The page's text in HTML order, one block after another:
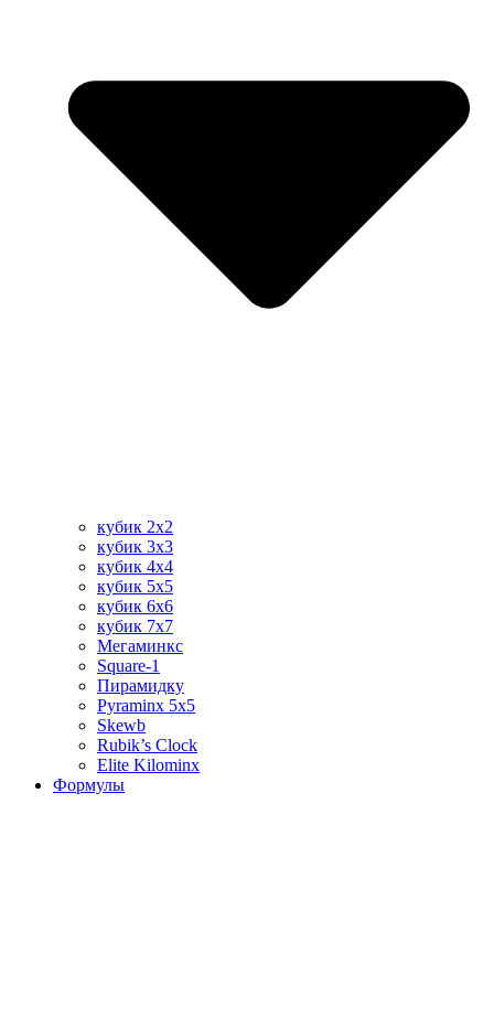
кубик 2х2
кубик 3х3
кубик 4х4
кубик 5х5
кубик 6х6
кубик 7х7
Мегаминкс
Square-1
Пирамидку
Pyraminx 5х5
Skewb
Rubik’s Clock
Elite Kilominx
Формулы